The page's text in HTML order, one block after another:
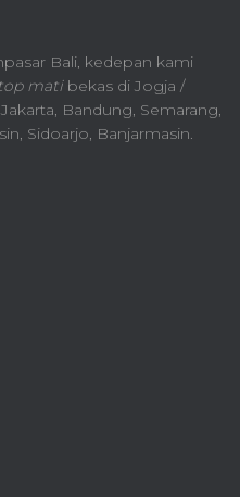
Bali, kedepan kami
matibekas di Jogja /
Bandung, Semarang,
Sidoarjo, Banjarmasin.